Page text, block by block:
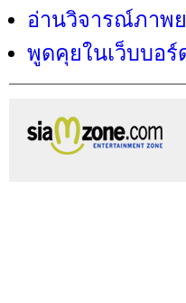
อ่านวิจารณ์ภาพ
พูดคุยในเว็บบอร์